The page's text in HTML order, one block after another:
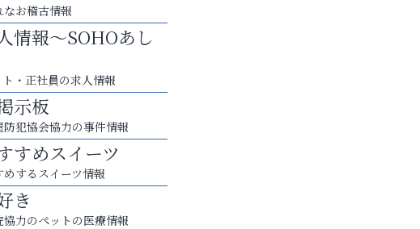
お稽古情報
情報～SOHOあし
・正社員の求人情報
示板
犯協会協力の事件情報
すめスイーツ
するスイーツ情報
き
協力のペットの医療情報